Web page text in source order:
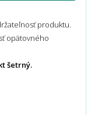
produktu.
opätovného
šetrný.